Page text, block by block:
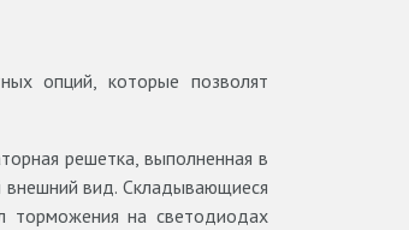
опций, которые позволят
решетка, выполненная в
вид. Складывающиеся
торможения на светодиодах